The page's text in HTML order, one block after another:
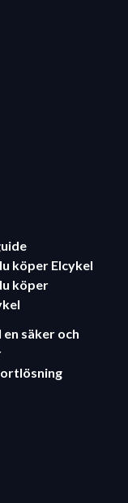
köper Elcykel
köper
en säker och